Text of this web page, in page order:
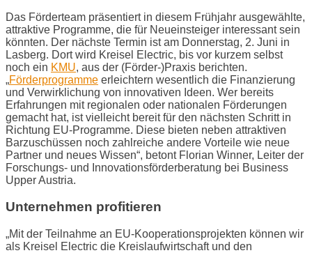
Das Förderteam präsentiert in diesem Frühjahr ausgewählte,
attraktive Programme, die für Neueinsteiger interessant sein
könnten. Der nächste Termin ist am Donnerstag, 2. Juni in
Lasberg. Dort wird Kreisel Electric, bis vor kurzem selbst
noch ein KMU, aus der (Förder-)Praxis berichten.
„Förderprogramme erleichtern wesentlich die Finanzierung
und Verwirklichung von innovativen Ideen. Wer bereits
Erfahrungen mit regionalen oder nationalen Förderungen
gemacht hat, ist vielleicht bereit für den nächsten Schritt in
Richtung EU-Programme. Diese bieten neben attraktiven
Barzuschüssen noch zahlreiche andere Vorteile wie neue
Partner und neues Wissen“, betont Florian Winner, Leiter der
Forschungs- und Innovationsförderberatung bei Business
Upper Austria.
Unternehmen profitieren
„Mit der Teilnahme an EU-Kooperationsprojekten können wir
als Kreisel Electric die Kreislaufwirtschaft und den